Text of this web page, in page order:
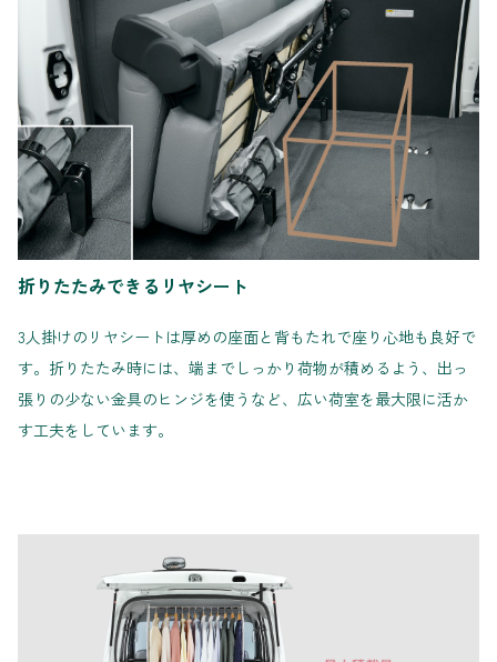
折りたたみできるリヤシート
3人掛けのリヤシートは厚めの座面と背もたれで座り心地も良好で
す。折りたたみ時には、端までしっかり荷物が積めるよう、出っ
張りの少ない金具のヒンジを使うなど、広い荷室を最大限に活か
す工夫をしています。